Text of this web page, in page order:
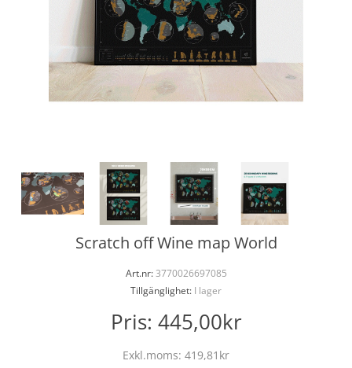
Scratch off Wine map World
Art.nr:3770026697085
Tillgänglighet: I lager
Pris: 445,00kr
Exkl.moms: 419,81kr